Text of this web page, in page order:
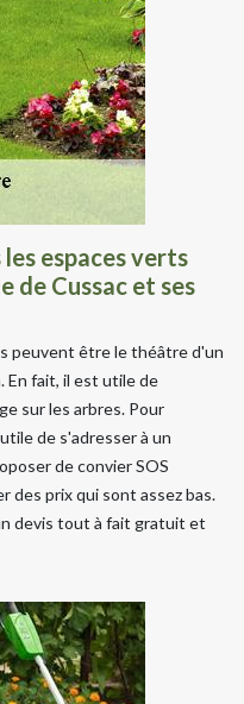
espaces verts
de Cussac et ses
peuvent être le théâtre d'un
En fait, il est utile de
sur les arbres. Pour
de s'adresser à un
de convier SOS
des prix qui sont assez bas.
devis tout à fait gratuit et